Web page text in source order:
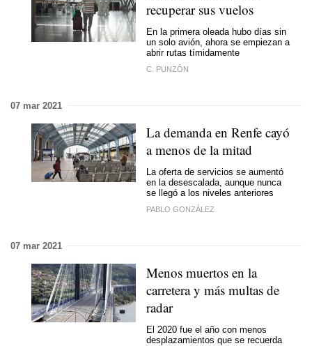
recuperar sus vuelos
En la primera oleada hubo días sin
un solo avión, ahora se empiezan a
abrir rutas tímidamente
C. PUNZÓN
07 mar 2021
La demanda en Renfe cayó
a menos de la mitad
La oferta de servicios se aumentó
en la desescalada, aunque nunca
se llegó a los niveles anteriores
PABLO GONZÁLEZ
07 mar 2021
Menos muertos en la
carretera y más multas de
radar
El 2020 fue el año con menos
desplazamientos que se recuerda